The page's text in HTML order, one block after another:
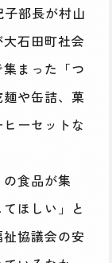
部長が村山
石田町社会
まった「つ
や缶詰、菓
ーセットな
食品が集
ほしい」と
協議会の安